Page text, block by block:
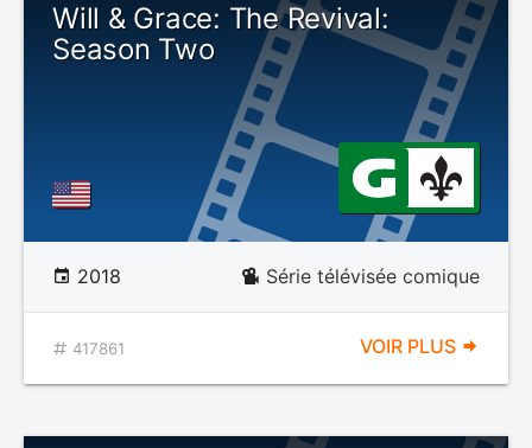
Will & Grace: The Revival:
Season Two
2018 Série télévisée comique
417861 VOIR PLUS